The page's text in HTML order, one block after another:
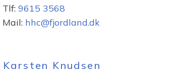
Tlf: 9615 3568
Mail: hhc@fjordland.dk
Karsten Knudsen